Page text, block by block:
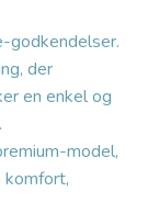
godkendelser.
der
en enkel og
model,